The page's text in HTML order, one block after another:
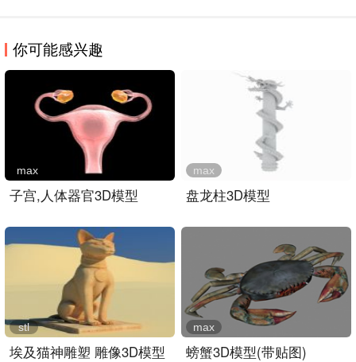
你可能感兴趣
子宫,人体器官3D模型
max
盘龙柱3D模型
max
埃及猫神雕塑 雕像3D模型
stl
螃蟹3D模型(带贴图)
max